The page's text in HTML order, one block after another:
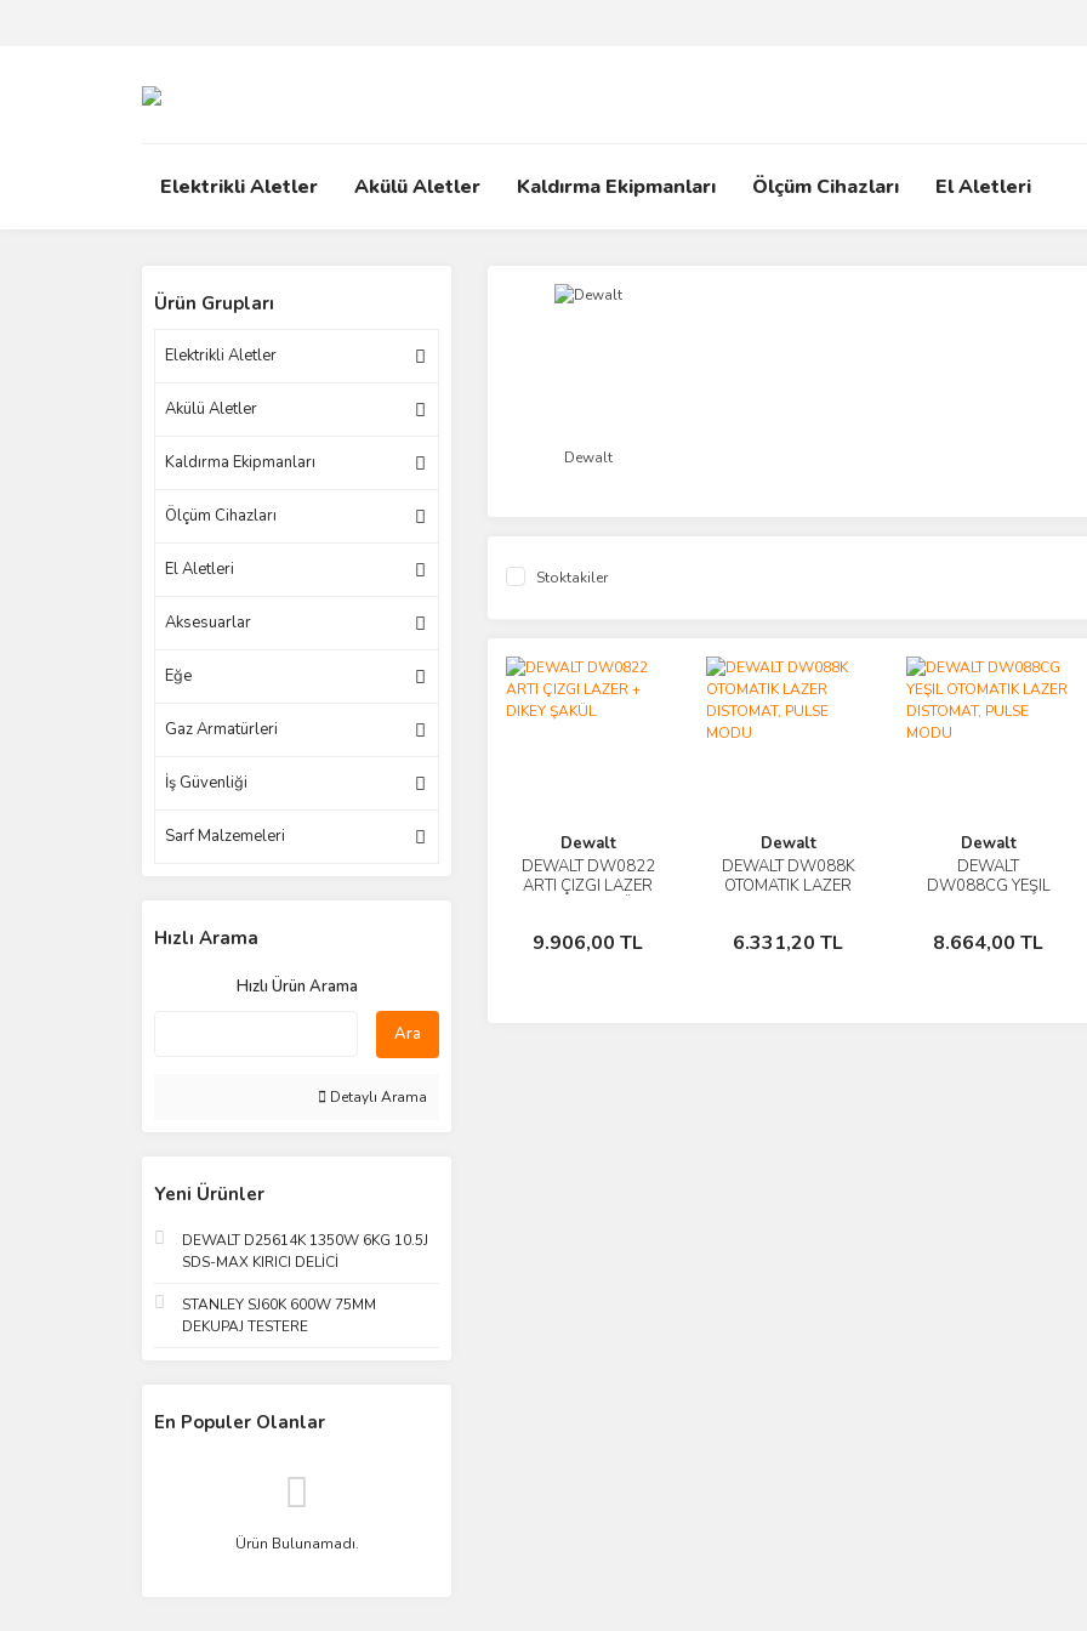
Elektrikli Aletler Akülü Aletler Kaldırma Ekipmanları Ölçüm Cihazları El Aletleri
Ürün Grupları
Elektrikli Aletler
Akülü Aletler
Kaldırma Ekipmanları
Ölçüm Cihazları
El Aletleri
Aksesuarlar
Eğe
Gaz Armatürleri
İş Güvenliği
Sarf Malzemeleri
Hızlı Arama
Hızlı Ürün Arama
Ara
Detaylı Arama
Yeni Ürünler
DEWALT D25614K 1350W 6KG 10.5J
SDS-MAX KIRICI DELİCİ
STANLEY SJ60K 600W 75MM
DEKUPAJ TESTERE
En Populer Olanlar
Ürün Bulunamadı.
Dewalt
Stoktakiler
Dewalt
DEWALT DW0822
ARTI ÇIZGI LAZER
9.906,00 TL
İncele
Ekle
Dewalt
DEWALT DW088K
OTOMATIK LAZER
6.331,20 TL
İncele
Ekle
Dewalt
DEWALT
DW088CG YEŞIL
MODU
8.664,00 TL
İncele
Ekle